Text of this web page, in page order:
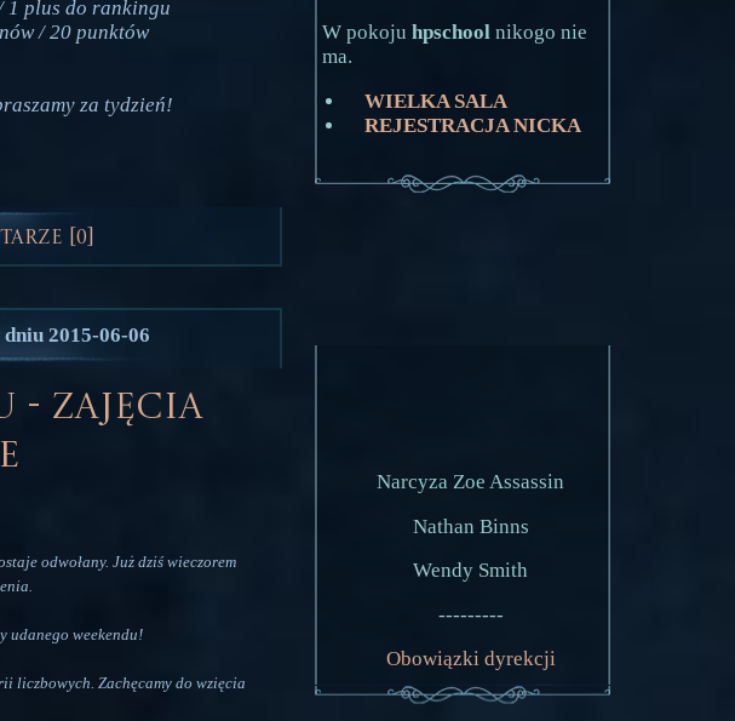
1 plus do rankingu
/ 20 punktów
za tydzień!
[0]
2015-06-06
- zajęcia
odwołany. Już dziś wieczorem
udanego weekendu!
liczbowych. Zachęcamy do wzięcia
W pokoju hpschool nikogo nie
ma.
WIELKA SALA
REJESTRACJA NICKA
Narcyza Zoe Assassin
Nathan Binns
Wendy Smith
---------
Obowiązki dyrekcji